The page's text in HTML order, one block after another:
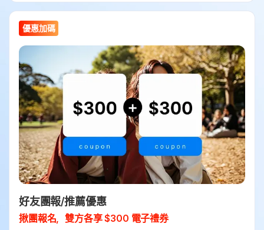
優惠加碼
好友團報/推薦優惠
揪團報名，雙方各享 $300 電子禮券